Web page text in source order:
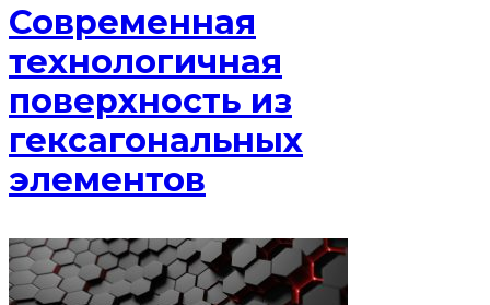
Современная
технологичная
поверхность из
гексагональных
элементов